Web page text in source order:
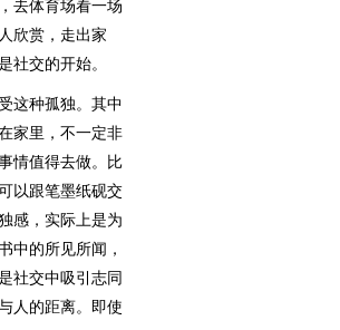
去体育场看一场
欣赏，走出家
社交的开始。
这种孤独。其中
家里，不一定非
情值得去做。比
以跟笔墨纸砚交
感，实际上是为
中的所见所闻，
社交中吸引志同
人的距离。即使